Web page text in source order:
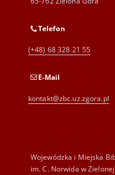
Telefon
(+48) 68 328 21 55
E-Mail
kontakt@zbc.uz.zgora.pl
Wojewódzka i Miejska
im. C. Norwida w